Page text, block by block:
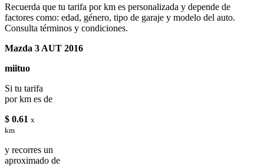
Recuerda que tu tarifa por km es personalizada y depende de
factores como: edad, género, tipo de garaje y modelo del auto.
Consulta términos y condiciones.
Mazda 3 AUT 2016
miituo
Si tu tarifa
por km es de
$ 0.61 x
km
y recorres un
aproximado de